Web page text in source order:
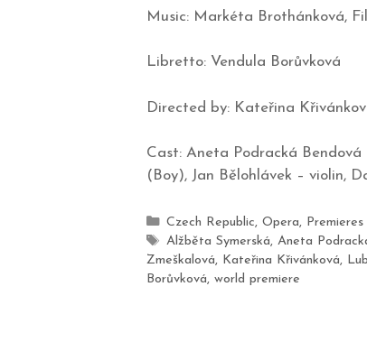
Music: Markéta Brothánková,
Libretto: Vendula Borůvková
Directed by: Kateřina
Cast: Aneta Podracká
(Boy), Jan Bělohlávek – violin,
Czech Republic, Opera, Premieres
Alžběta Symerská, Aneta
Zmeškalová, Kateřina Křivánková,
Borůvková, world premiere